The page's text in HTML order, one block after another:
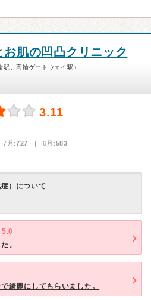
お肌の凹凸クリニック
、高輪ゲートウェイ駅）
3.11
7月:727 | 6月:583
）について
5.0
。
綺麗にしてもらいました。